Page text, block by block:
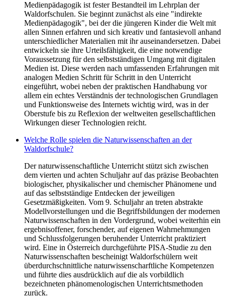
Medienpädagogik ist fester Bestandteil im Lehrplan der
Waldorfschulen. Sie beginnt zunächst als eine "indirekte
Medienpädagogik", bei der die jüngeren Kinder die Welt mit
allen Sinnen erfahren und sich kreativ und fantasievoll anhand
unterschiedlicher Materialien mit ihr auseinandersetzen. Dabei
entwickeln sie ihre Urteilsfähigkeit, die eine notwendige
Voraussetzung für den selbstständigen Umgang mit digitalen
Medien ist. Diese werden nach umfassenden Erfahrungen mit
analogen Medien Schritt für Schritt in den Unterricht
eingeführt, wobei neben der praktischen Handhabung vor
allem ein echtes Verständnis der technologischen Grundlagen
und Funktionsweise des Internets wichtig wird, was in der
Oberstufe bis zu Reflexion der weltweiten gesellschaftlichen
Wirkungen dieser Technologien reicht.
Welche Rolle spielen die Naturwissenschaften an der
Waldorfschule?
Der naturwissenschaftliche Unterricht stützt sich zwischen
dem vierten und achten Schuljahr auf das präzise Beobachten
biologischer, physikalischer und chemischer Phänomene und
auf das selbstständige Entdecken der jeweiligen
Gesetzmäßigkeiten. Vom 9. Schuljahr an treten abstrakte
Modellvorstellungen und die Begriffsbildungen der modernen
Naturwissenschaften in den Vordergrund, wobei weiterhin ein
ergebnisoffener, forschender, auf eigenen Wahrnehmungen
und Schlussfolgerungen beruhender Unterricht praktiziert
wird. Eine in Österreich durchgeführte PISA-Studie zu den
Naturwissenschaften bescheinigt Waldorfschülern weit
überdurchschnittliche naturwissenscharftliche Kompetenzen
und führte dies ausdrücklich auf die als vorbildlich
bezeichneten phänomenologischen Unterrichtsmethoden
zurück.